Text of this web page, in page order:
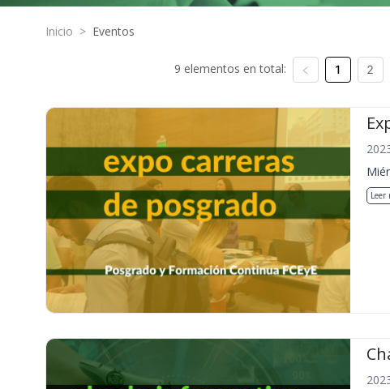
Inicio > Eventos
9 elementos en total: 1 2
Leer